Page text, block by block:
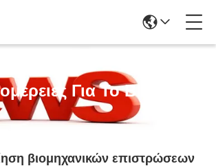
Για Το Blog
βιομηχανικών επιστρώσεων